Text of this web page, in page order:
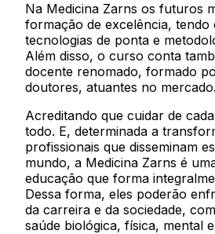
Na Medicina Zarns os futuros
formação de excelência, tendo
tecnologias de ponta e
Além disso, o curso conta
docente renomado, formado
doutores, atuantes no mercado.
Acreditando que cuidar de
todo. E, determinada a
profissionais que disseminam
mundo, a Medicina Zarns é
educação que forma
Dessa forma, eles poderão
da carreira e da sociedade,
saúde biológica, física, mental